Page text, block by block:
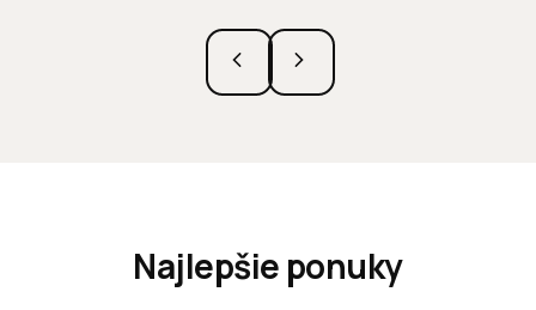
Najlepšie ponuky